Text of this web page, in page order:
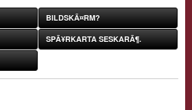
BILDSKÃ¤RM?
SPÃ¥RKARTA SESKARÃ¶.